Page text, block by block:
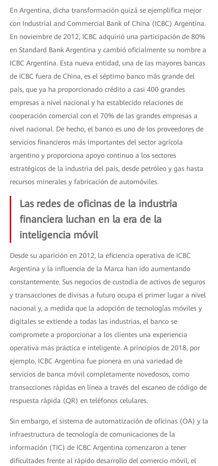
En Argentina, dicha transformación quizá se ejemplifica mejor
con Industrial and Commercial Bank of China (ICBC) Argentina.
En noviembre de 2012, ICBC adquirió una participación de 80%
en Standard Bank Argentina y cambió oficialmente su nombre a
ICBC Argentina. Esta nueva entidad, una de las mayores bancas
de ICBC fuera de China, es el séptimo banco más grande del
país, que ya ha proporcionado crédito a casi 400 grandes
empresas a nivel nacional y ha establecido relaciones de
cooperación comercial con el 70% de las grandes empresas a
nivel nacional. De hecho, el banco es uno de los proveedores de
servicios financieros más importantes del sector agrícola
argentino y proporciona apoyo continuo a los sectores
estratégicos de la industria del país, desde petróleo y gas hasta
recursos minerales y fabricación de automóviles.
Las redes de oficinas de la industria
financiera luchan en la era de la
inteligencia móvil
Desde su aparición en 2012, la eficiencia operativa de ICBC
Argentina y la influencia de la Marca han ido aumentando
constantemente. Sus negocios de custodia de activos de seguros
y transacciones de divisas a futuro ocupa el primer lugar a nivel
nacional y, a medida que la adopción de tecnologías móviles y
digitales se extiende a todas las industrias, el banco se
compromete a proporcionar a los clientes una experiencia
operativa más práctica e inteligente. A principios de 2018, por
ejemplo, ICBC Argentina fue pionera en una variedad de
servicios de banca móvil completamente novedosos, como
transacciones rápidas en línea a través del escaneo de código de
respuesta rápida (QR) en teléfonos celulares.
Sin embargo, el sistema de automatización de oficinas (OA) y la
infraestructura de tecnología de comunicaciones de la
información (TIC) de ICBC Argentina comenzaron a tener
dificultades frente al rápido desarrollo del comercio móvil, el